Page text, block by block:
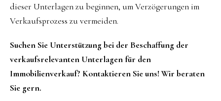
dieser Unterlagen zu beginnen, um Verzögerungen im
Verkaufsprozess zu vermeiden.
Suchen Sie Unterstützung bei der Beschaffung der
verkaufsrelevanten Unterlagen für den
Immobilienverkauf? Kontaktieren Sie uns! Wir beraten
Sie gern.